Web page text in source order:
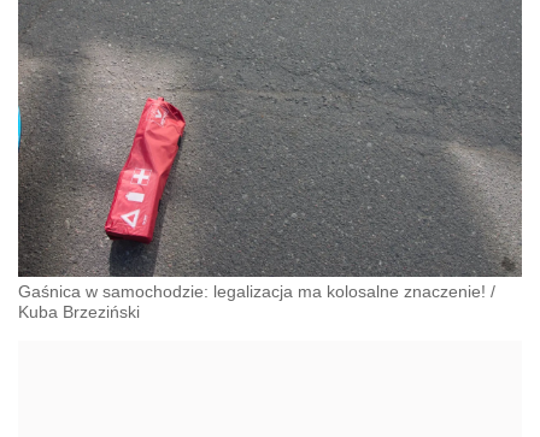
Gaśnica w samochodzie: legalizacja ma kolosalne znaczenie! /
Kuba Brzeziński